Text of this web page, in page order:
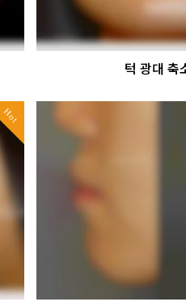
턱 광대 축
Hot